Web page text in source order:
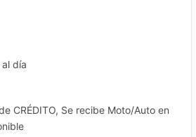
día
CRÉDITO, Se recibe Moto/Auto en